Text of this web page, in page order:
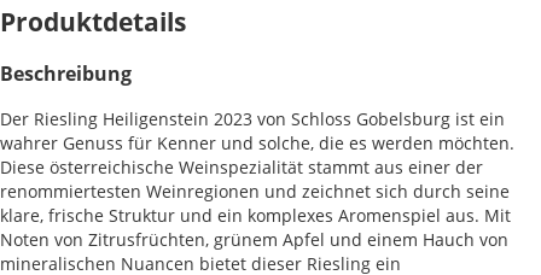
Produktdetails
Beschreibung
Der Riesling Heiligenstein 2023 von Schloss Gobelsburg ist ein
wahrer Genuss für Kenner und solche, die es werden möchten.
Diese österreichische Weinspezialität stammt aus einer der
renommiertesten Weinregionen und zeichnet sich durch seine
klare, frische Struktur und ein komplexes Aromenspiel aus. Mit
Noten von Zitrusfrüchten, grünem Apfel und einem Hauch von
mineralischen Nuancen bietet dieser Riesling ein